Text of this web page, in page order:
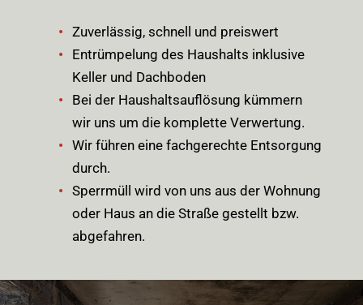
Zuverlässig, schnell und preiswert
Entrümpelung des Haushalts inklusive
Keller und Dachboden
Bei der Haushaltsauflösung kümmern
wir uns um die komplette Verwertung.
Wir führen eine fachgerechte Entsorgung
durch.
Sperrmüll wird von uns aus der Wohnung
oder Haus an die Straße gestellt bzw.
abgefahren.